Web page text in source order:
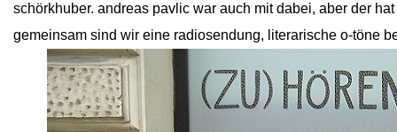
schörkhuber. andreas pavlic war auch mit dabei, aber der
gemeinsam sind wir eine radiosendung, literarische o-töne